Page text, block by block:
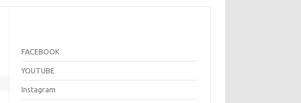
FACEBOOK
YOUTUBE
Instagram